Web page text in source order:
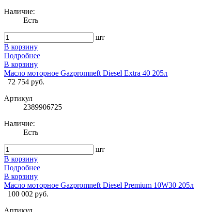
Наличие:
Есть
шт
В корзину
Подробнее
В корзину
Масло моторное Gazpromneft Diesel Extra 40 205л
72 754 руб.
Артикул
2389906725
Наличие:
Есть
шт
В корзину
Подробнее
В корзину
Масло моторное Gazpromneft Diesel Premium 10W30 205л
100 002 руб.